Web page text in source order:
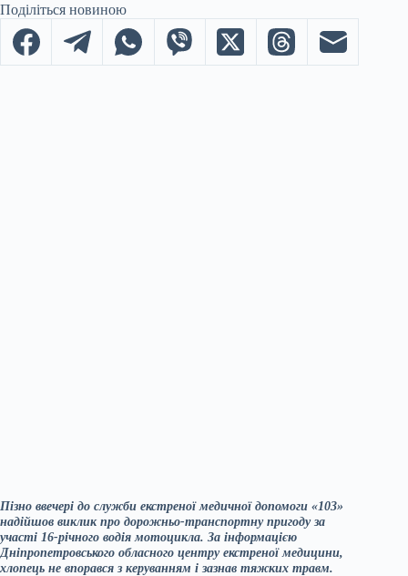
Поділіться новиною
Пізно ввечері до служби екстреної медичної допомоги «103»
надійшов виклик про дорожньо-транспортну пригоду за
участі 16-річного водія мотоцикла. За інформацією
Дніпропетровського обласного центру екстреної медицини,
хлопець не впорався з керуванням і зазнав тяжких травм.